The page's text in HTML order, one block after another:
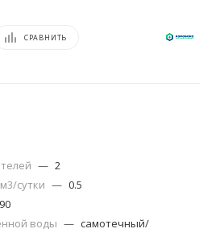
СРАВНИТЬ
— 2
сутки — 0.5
90
воды — самотечный/